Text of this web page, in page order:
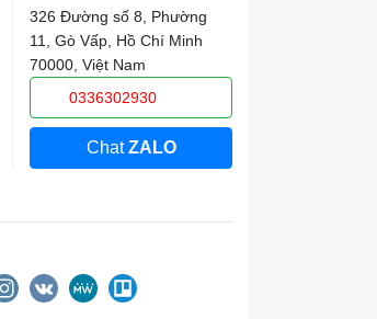
326 Đường số 8, Phường
11, Gò Vấp, Hồ Chí Minh
70000, Việt Nam
0336302930
ChatZALO